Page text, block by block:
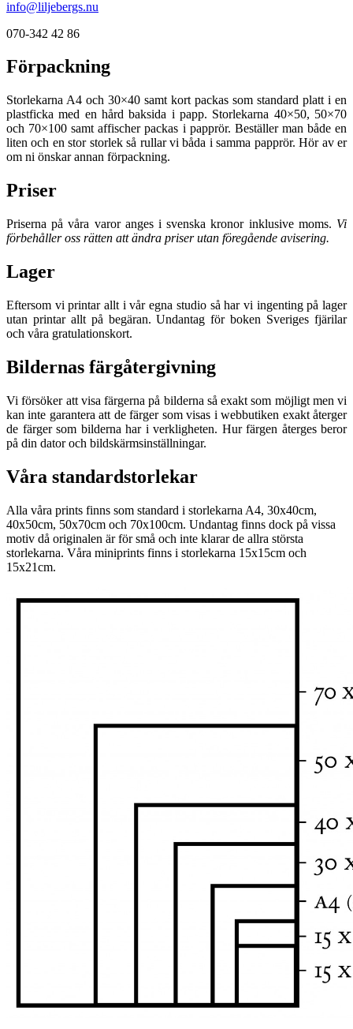
info@liljebergs.nu
070-342 42 86
Förpackning
Storlekarna A4 och 30×40 samt kort packas som standard platt i en
plastficka med en hård baksida i papp. Storlekarna 40×50, 50×70
och 70×100 samt affischer packas i papprör. Beställer man både en
liten och en stor storlek så rullar vi båda i samma papprör. Hör av er
om ni önskar annan förpackning.
Priser
Priserna på våra varor anges i svenska kronor inklusive moms. Vi
förbehåller oss rätten att ändra priser utan föregående avisering.
Lager
Eftersom vi printar allt i vår egna studio så har vi ingenting på lager
utan printar allt på begäran. Undantag för boken Sveriges fjärilar
och våra gratulationskort.
Bildernas färgåtergivning
Vi försöker att visa färgerna på bilderna så exakt som möjligt men vi
kan inte garantera att de färger som visas i webbutiken exakt återger
de färger som bilderna har i verkligheten. Hur färgen återges beror
på din dator och bildskärmsinställningar.
Våra standardstorlekar
Alla våra prints finns som standard i storlekarna A4, 30x40cm,
40x50cm, 50x70cm och 70x100cm. Undantag finns dock på vissa
motiv då originalen är för små och inte klarar de allra största
storlekarna. Våra miniprints finns i storlekarna 15x15cm och
15x21cm.